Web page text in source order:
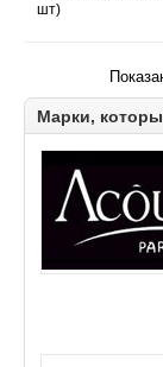
шт)
Марки,